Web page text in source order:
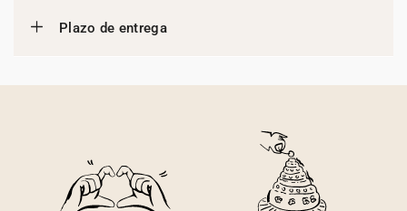
Plazo de entrega